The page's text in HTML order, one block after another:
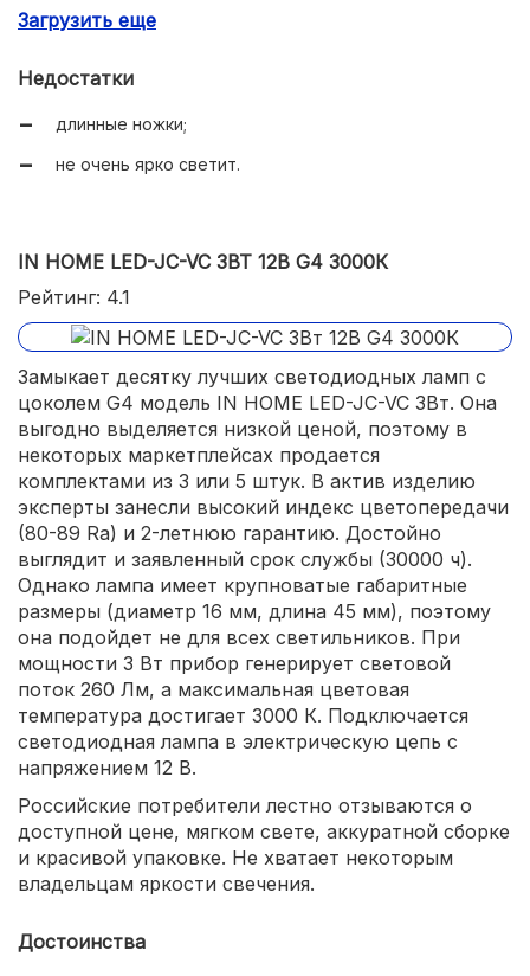
компактные размеры.
Загрузить еще
Недостатки
длинные ножки;
не очень ярко светит.
IN HOME LED-JC-VC 3ВТ 12В G4 3000К
Рейтинг: 4.1
Замыкает десятку лучших светодиодных ламп с
цоколем G4 модель IN HOME LED-JC-VC 3Вт. Она
выгодно выделяется низкой ценой, поэтому в
некоторых маркетплейсах продается
комплектами из 3 или 5 штук. В актив изделию
эксперты занесли высокий индекс цветопередачи
(80-89 Ra) и 2-летнюю гарантию. Достойно
выглядит и заявленный срок службы (30000 ч).
Однако лампа имеет крупноватые габаритные
размеры (диаметр 16 мм, длина 45 мм), поэтому
она подойдет не для всех светильников. При
мощности 3 Вт прибор генерирует световой
поток 260 Лм, а максимальная цветовая
температура достигает 3000 К. Подключается
светодиодная лампа в электрическую цепь с
напряжением 12 В.
Российские потребители лестно отзываются о
доступной цене, мягком свете, аккуратной сборке
и красивой упаковке. Не хватает некоторым
владельцам яркости свечения.
Достоинства